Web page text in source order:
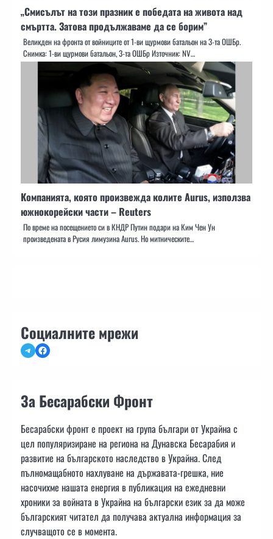
„Смисълът на този празник е победата на живота над
смъртта. Затова продължаваме да се борим”
Великден на фронта от войниците от 1-ви щурмови батальон на 3-та ОШБр.
Снимка: 1-ви щурмови батальон, 3-та ОШБр Източник: NV…
Компанията, която произвежда колите Aurus, използва
южнокорейски части – Reuters
По време на посещението си в КНДР Путин подари на Ким Чен Ун
произведената в Русия лимузина Aurus. Но митническите…
Социалните мрежи
TelegramFacebook
За Бесарабски Фронт
Бесарабски фронт е проект на група българи от Украйна с
цел популяризиране на региона на Дунавска Бесарабия и
развитие на българското наследство в Украйна. След
пълномащабното нахлуване на държавата-грешка, ние
насочихме нашата енергия в публикация на ежедневни
хроники за войната в Украйна на български език за да може
българският читател да получава актуална информация за
случващото се в момента.